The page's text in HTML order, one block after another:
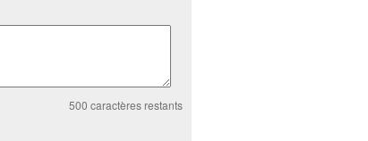
500 caractères restants